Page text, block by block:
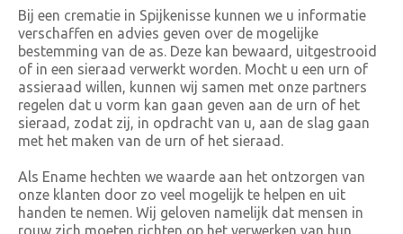
Bij een crematie in Spijkenisse kunnen we u informatie
verschaffen en advies geven over de mogelijke
bestemming van de as. Deze kan bewaard, uitgestrooid
of in een sieraad verwerkt worden. Mocht u een urn of
assieraad willen, kunnen wij samen met onze partners
regelen dat u vorm kan gaan geven aan de urn of het
sieraad, zodat zij, in opdracht van u, aan de slag gaan
met het maken van de urn of het sieraad.
Als Ename hechten we waarde aan het ontzorgen van
onze klanten door zo veel mogelijk te helpen en uit
handen te nemen. Wij geloven namelijk dat mensen in
rouw zich moeten richten op het verwerken van hun